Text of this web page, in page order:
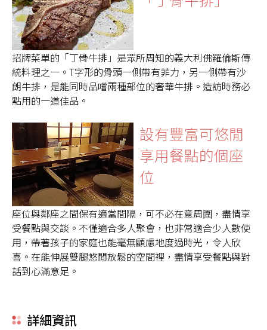
招牌菜單的「丁骨牛排」是眾所周知的義大利佛羅倫斯傳
統料理之一。T字形的骨頭一側帶有菲力，另一側帶有沙
朗牛排，是能同時品嚐兩種部位的奢華牛排。造訪時務必
點用的一道佳品。
設有豐富可悠閒
享用餐點的個座
位
座位與鄰座之間保有適當間隔，可不必在意周圍，盡情享
受餐點與交談。不僅適合多人聚會，也非常適合少人數使
用，帶著孩子的家庭也能毫無顧慮地度過時光，令人欣
喜。在能伸展雙腿悠閒放鬆的空間裡，盡情享受餐點與對
話到心滿意足。
詳細資訊